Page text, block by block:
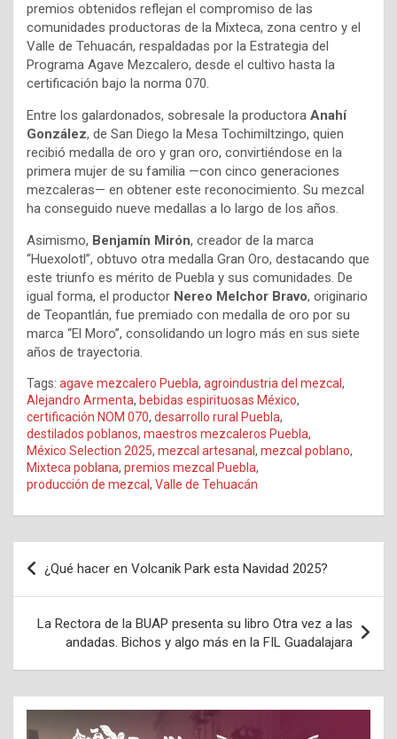
premios obtenidos reflejan el compromiso de las
comunidades productoras de la Mixteca, zona centro y el
Valle de Tehuacán, respaldadas por la Estrategia del
Programa Agave Mezcalero, desde el cultivo hasta la
certificación bajo la norma 070.
Entre los galardonados, sobresale la productora Anahí
González, de San Diego la Mesa Tochimiltzingo, quien
recibió medalla de oro y gran oro, convirtiéndose en la
primera mujer de su familia —con cinco generaciones
mezcaleras— en obtener este reconocimiento. Su mezcal
ha conseguido nueve medallas a lo largo de los años.
Asimismo, Benjamín Mirón, creador de la marca
“Huexolotl”, obtuvo otra medalla Gran Oro, destacando que
este triunfo es mérito de Puebla y sus comunidades. De
igual forma, el productor Nereo Melchor Bravo, originario
de Teopantlán, fue premiado con medalla de oro por su
marca “El Moro”, consolidando un logro más en sus siete
años de trayectoria.
Tags: agave mezcalero Puebla, agroindustria del mezcal,
Alejandro Armenta, bebidas espirituosas México,
certificación NOM 070, desarrollo rural Puebla,
destilados poblanos, maestros mezcaleros Puebla,
México Selection 2025, mezcal artesanal, mezcal poblano,
Mixteca poblana, premios mezcal Puebla,
producción de mezcal, Valle de Tehuacán
Navegación
de
entradas
¿Qué hacer en Volcanik Park esta Navidad 2025?
La Rectora de la BUAP presenta su libro Otra vez a las
andadas. Bichos y algo más en la FIL Guadalajara